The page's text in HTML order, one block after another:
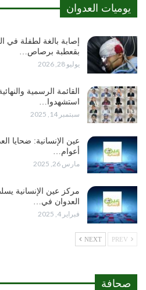
يوميات العدوان
إصابة بالغة لطفلة
بقعطبة برصاص…
يوليو 28, 2026
القائمة الرسمية
استشهدوا…
سبتمبر 14, 2025
أعوام…
مارس 26, 2025
مركز عين الإنسانية
العدوان في…
فبراير 4, 2025
NEXT
صحافة